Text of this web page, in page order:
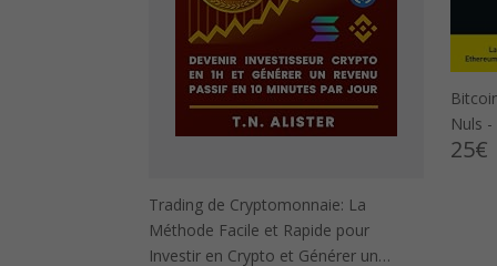
Trading de Cryptomonnaie: La
Méthode Facile et Rapide pour
Investir en Crypto et Générer un
Nuls
25€